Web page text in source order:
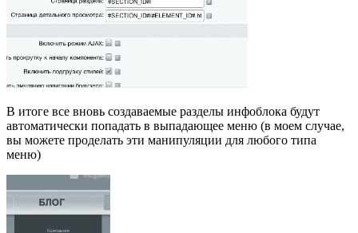
В итоге все вновь создаваемые разделы инфоблока будут
автоматически попадать в выпадающее меню (в моем случае,
вы можете проделать эти манипуляции для любого типа
меню)